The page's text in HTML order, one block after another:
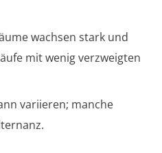
wachsen stark und
mit wenig verzweigten
variieren; manche